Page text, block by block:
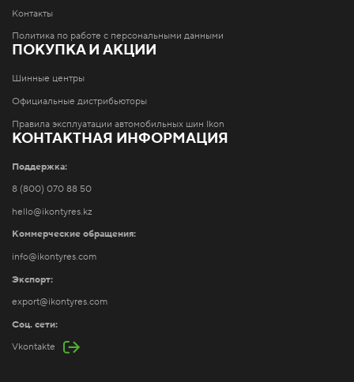
Контакты
Политика по работе с персональными данными
ПОКУПКА И АКЦИИ
Шинные центры
Официальные дистрибьюторы
Правила эксплуатации автомобильных шин Ikon
КОНТАКТНАЯ ИНФОРМАЦИЯ
Поддержка:
8 (800) 070 88 50
hello@ikontyres.kz
Коммерческие обращения:
info@ikontyres.com
Экспорт:
export@ikontyres.com
Соц. сети:
Vkontakte